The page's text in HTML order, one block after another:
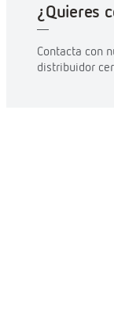
¿Quieres
Contacta con
distribuidor